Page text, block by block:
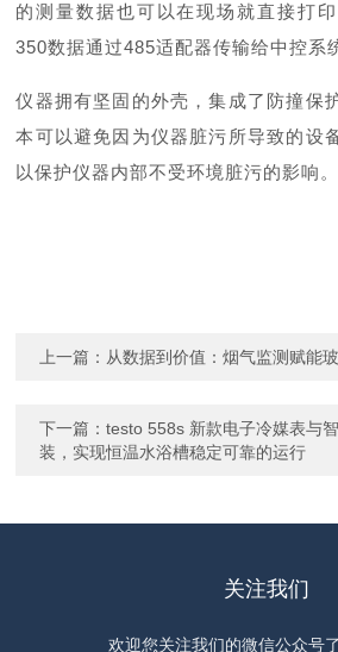
的测量数据也可以在现场就直接打
350数据通过485适配器传输给中控系
仪器拥有坚固的外壳，集成了防撞保
本可以避免因为仪器脏污所导致的设
以保护仪器内部不受环境脏污的影响。
上一篇： 从数据到价值：烟气监测赋能
下一篇：testo 558s 新款电子冷媒表与
装，实现恒温水浴槽稳定可靠的运行
关注我们
欢迎您关注我们的微信公众号